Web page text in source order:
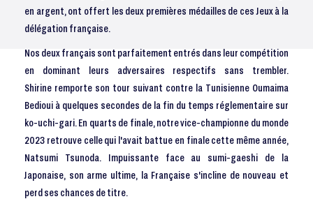
en argent, ont offert les deux premières médailles de ces Jeux à la
délégation française.
Nos deux français sont parfaitement entrés dans leur compétition
en dominant leurs adversaires respectifs sans trembler.
Shirine remporte son tour suivant contre la Tunisienne Oumaima
Bedioui à quelques secondes de la fin du temps réglementaire sur
ko-uchi-gari. En quarts de finale, notre vice-championne du monde
2023 retrouve celle qui l'avait battue en finale cette même année,
Natsumi Tsunoda. Impuissante face au sumi-gaeshi de la
Japonaise, son arme ultime, la Française s'incline de nouveau et
perd ses chances de titre.